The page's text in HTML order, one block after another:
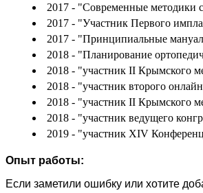
2017 - "Современные методики
2017 - "Участник Первого
2017 - "Принципиальные
2018 - "Планирование
2018 - "участник II Крымского
2018 - "участник второго
2018 - "участник II Крымского
2018 - "участник ведущего
2019 - "участник XIV
Опыт работы:
Если заметили ошибку или хотите